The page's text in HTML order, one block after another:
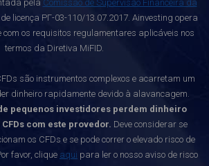
pela Comissão de Supervisão Financeira da
licença РГ-03-110/13.07.2017. Ainvesting opera
com os requisitos regulamentares aplicáveis nos
termos da Diretiva MiFID.
são instrumentos complexos e acarretam um
dinheiro rapidamente devido à alavancagem.
pequenos investidores perdem dinheiro
com este provedor. Deve considerar se
os CFDs e se pode correr o elevado risco de
favor, clique aqui para ler o nosso aviso de risco